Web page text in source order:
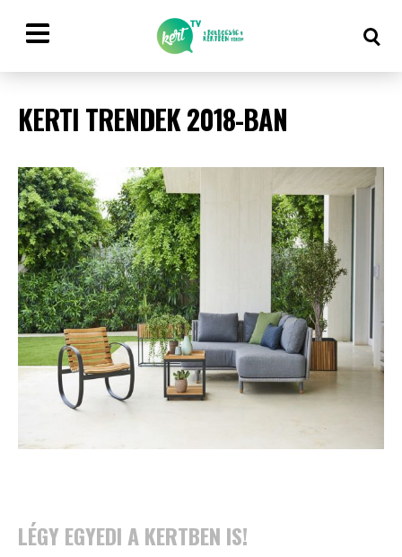
KERTI TRENDEK 2018-BAN
LÉGY EGYEDI A KERTBEN IS!